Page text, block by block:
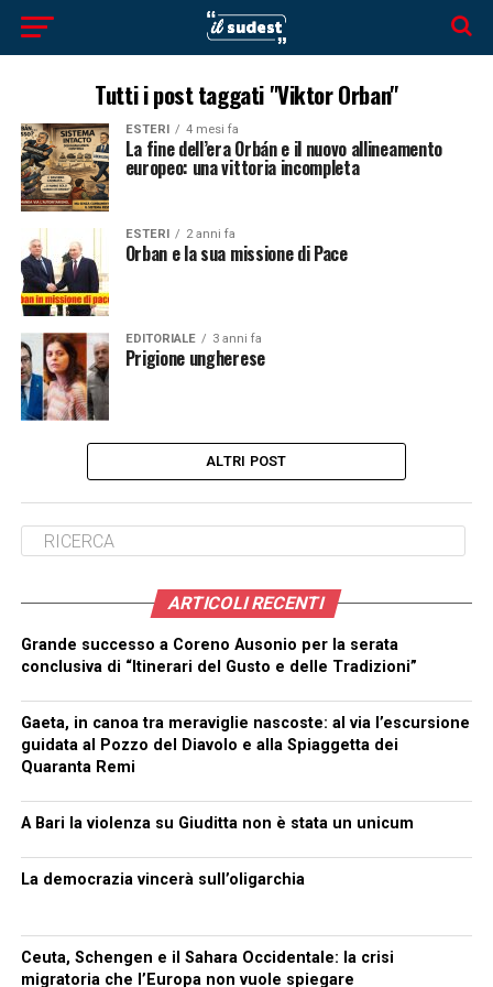
Tutti i post taggati "Viktor Orban"
ESTERI 4 mesi fa
La fine dell’era Orbán e il nuovo allineamento
europeo: una vittoria incompleta
ESTERI 2 anni fa
Orban e la sua missione di Pace
EDITORIALE 3 anni fa
Prigione ungherese
ALTRI POST
ARTICOLI RECENTI
Grande successo a Coreno Ausonio per la serata
conclusiva di “Itinerari del Gusto e delle Tradizioni”
Gaeta, in canoa tra meraviglie nascoste: al via l’escursione
guidata al Pozzo del Diavolo e alla Spiaggetta dei
Quaranta Remi
A Bari la violenza su Giuditta non è stata un unicum
La democrazia vincerà sull’oligarchia
Ceuta, Schengen e il Sahara Occidentale: la crisi
migratoria che l’Europa non vuole spiegare